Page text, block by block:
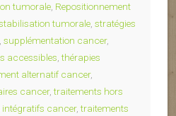
tumorale Repositionnement
tumorale stratégies
supplémentation cancer,
accessibles ,thérapies
alternatif cancer,
cancer,traitements hors
cancer,traitements